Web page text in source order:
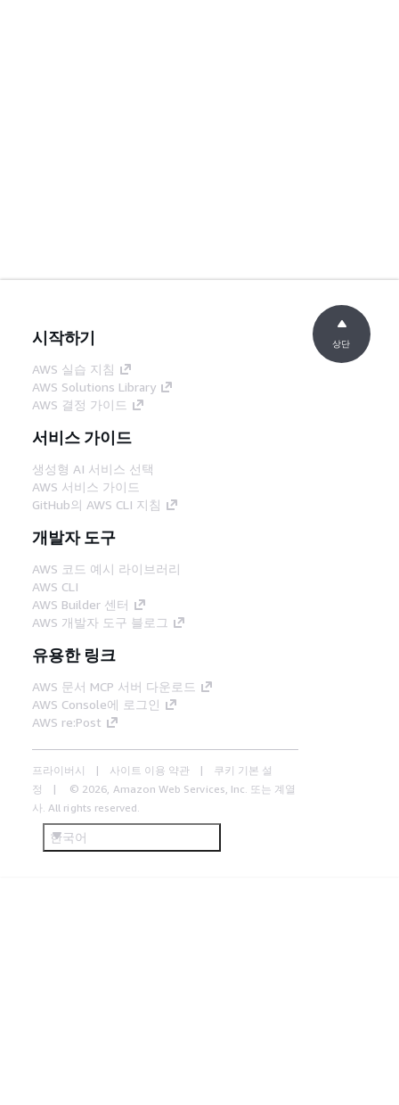
시작하기
AWS 실습 지침
AWS Solutions Library
AWS 결정 가이드
서비스 가이드
생성형 AI 서비스 선택
AWS 서비스 가이드
GitHub의 AWS CLI 지침
개발자 도구
AWS 코드 예시 라이브러리
AWS CLI
AWS Builder 센터
AWS 개발자 도구 블로그
유용한 링크
AWS 문서 MCP 서버 다운로드
AWS Console에 로그인
AWS re:Post
프라이버시 사이트 이용 약관
쿠키 기본 설
정
© 2026, Amazon Web Services, Inc. 또는 계열
사. All rights reserved.
한국어
상단